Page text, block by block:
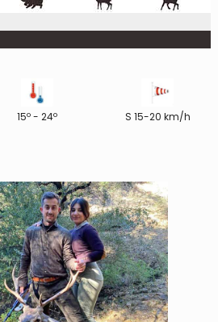
15º - 24º S 15-20 km/h